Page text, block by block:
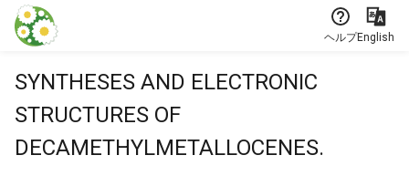
本文に飛ぶ
ヘルプEnglish
SYNTHESES AND ELECTRONIC
STRUCTURES OF
DECAMETHYLMETALLOCENES.